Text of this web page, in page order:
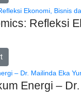
Refleksi
Energi –